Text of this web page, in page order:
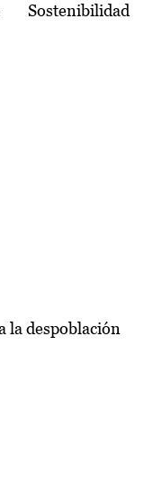
Sostenibilidad
la despoblación